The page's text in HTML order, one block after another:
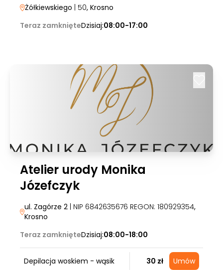
Żółkiewskiego | 50, Krosno
Teraz zamknięteDzisiaj:08:00-17:00
Atelier urody Monika
Józefczyk
ul. Zagórze 2 | NIP 6842635676 REGON: 180929354,
Krosno
Teraz zamknięteDzisiaj:08:00-18:00
Depilacja woskiem - wąsik 30 zł Umów